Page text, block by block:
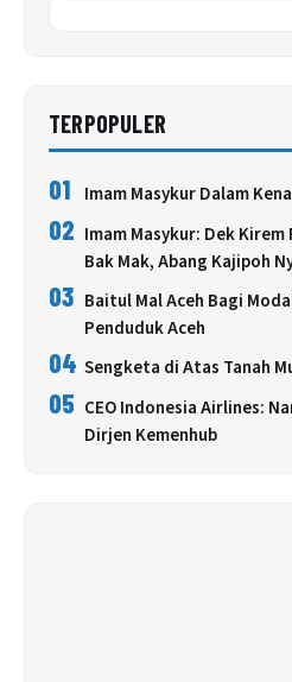
TERPOPULER
01 Imam Masykur Dalam
02 Imam Masykur: Dek
Bak Mak, Abang Kajipoh
03 Baitul Mal Aceh Bagi
Penduduk Aceh
04 Sengketa di Atas Tanah
05 CEO Indonesia Airlines:
Dirjen Kemenhub